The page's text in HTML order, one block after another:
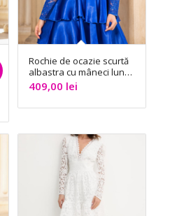
Rochie de ocazie scurtă
albastra cu mâneci lungi
– InPuff
409,00 lei